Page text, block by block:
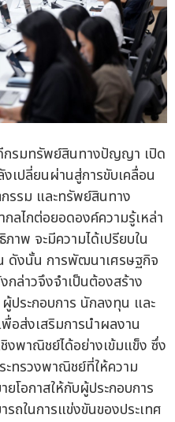
กรมทรัพย์สินทางปัญญา เปิด
เปลี่ยนผ่านสู่การขับเคลื่อน
รรม และทรัพย์สินทาง
ไกต่อยอดองค์ความรู้เหล่า
าพ จะมีความได้เปรียบใน
ดังนั้น การพัฒนาเศรษฐกิจ
กล่าวจึงจำเป็นต้องสร้าง
ประกอบการ นักลงทุน และ
อส่งเสริมการนำผลงาน
พาณิชย์ได้อย่างเข้มแข็ง ซึ่ง
ะทรวงพาณิชย์ที่ให้ความ
โอกาสให้กับผู้ประกอบการ
ถในการแข่งขันของประเทศ